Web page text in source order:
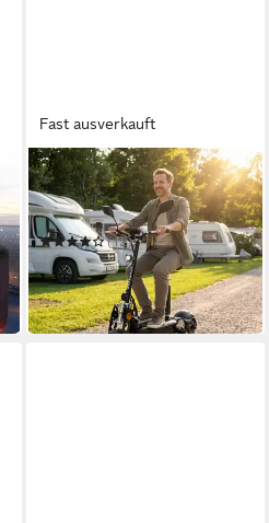
Fast ausverkauft
EFLUX
E-Scooter Street 20 Pro
Escooter Elektro Roller mit
Straßenzulassung klappbar
(12)
550,01 € 1.619,99 €
-66%
in 2-3 Werktagen bei dir